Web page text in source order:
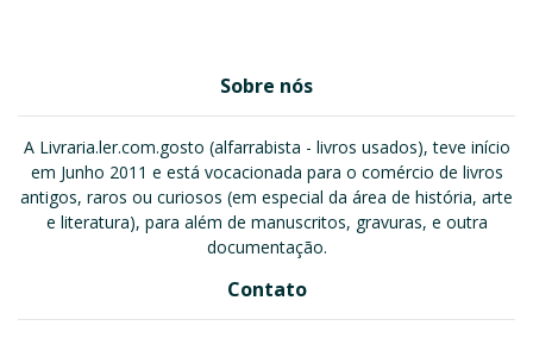
Sobre nós
A Livraria.ler.com.gosto (alfarrabista - livros usados), teve início
em Junho 2011 e está vocacionada para o comércio de livros
antigos, raros ou curiosos (em especial da área de história, arte
e literatura), para além de manuscritos, gravuras, e outra
documentação.
Contato